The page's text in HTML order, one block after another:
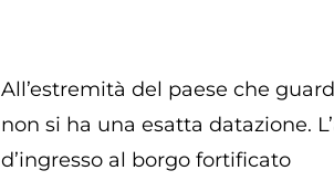
All’estremità del paese che
non si ha una esatta datazione.
d’ingresso al borgo fortificato